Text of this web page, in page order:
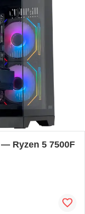
— Ryzen 5 7500F